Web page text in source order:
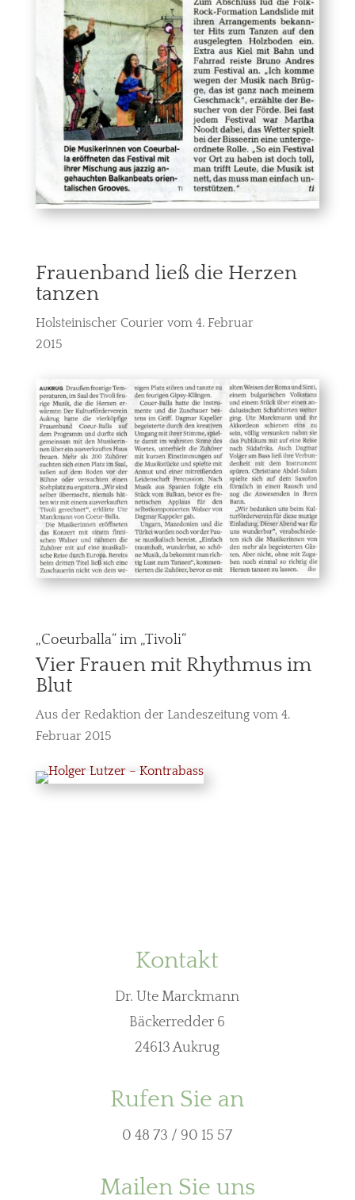
Frauenband ließ die Herzen
tanzen
Holsteinischer Courier vom 4. Februar
2015
„Coeurballa“ im „Tivoli“
Vier Frauen mit Rhythmus im
Blut
Aus der Redaktion der Landeszeitung vom 4.
Februar 2015
Kontakt
Dr. Ute Marckmann
Bäckerredder 6
24613 Aukrug
Rufen Sie an
0 48 73 / 90 15 57
Mailen Sie uns